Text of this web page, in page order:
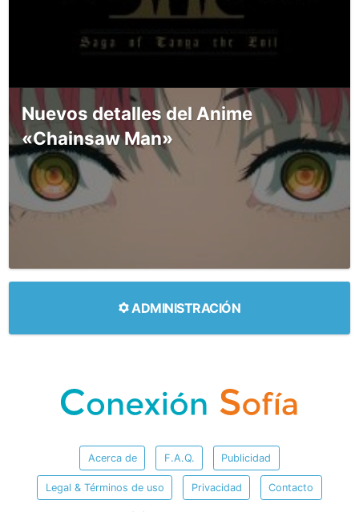
Nuevos detalles del Anime
«Chainsaw Man»
ADMINISTRACIÓN
Acerca de F.A.Q. Publicidad
Legal & Términos de uso Privacidad Contacto